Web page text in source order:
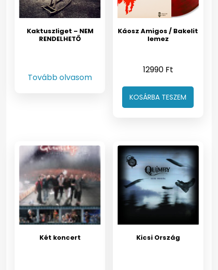
Kaktuszliget – NEM
RENDELHETŐ
Tovább olvasom
Káosz Amigos / Bakelit
lemez
12990 Ft
KOSÁRBA TESZEM
Két koncert Kicsi Ország